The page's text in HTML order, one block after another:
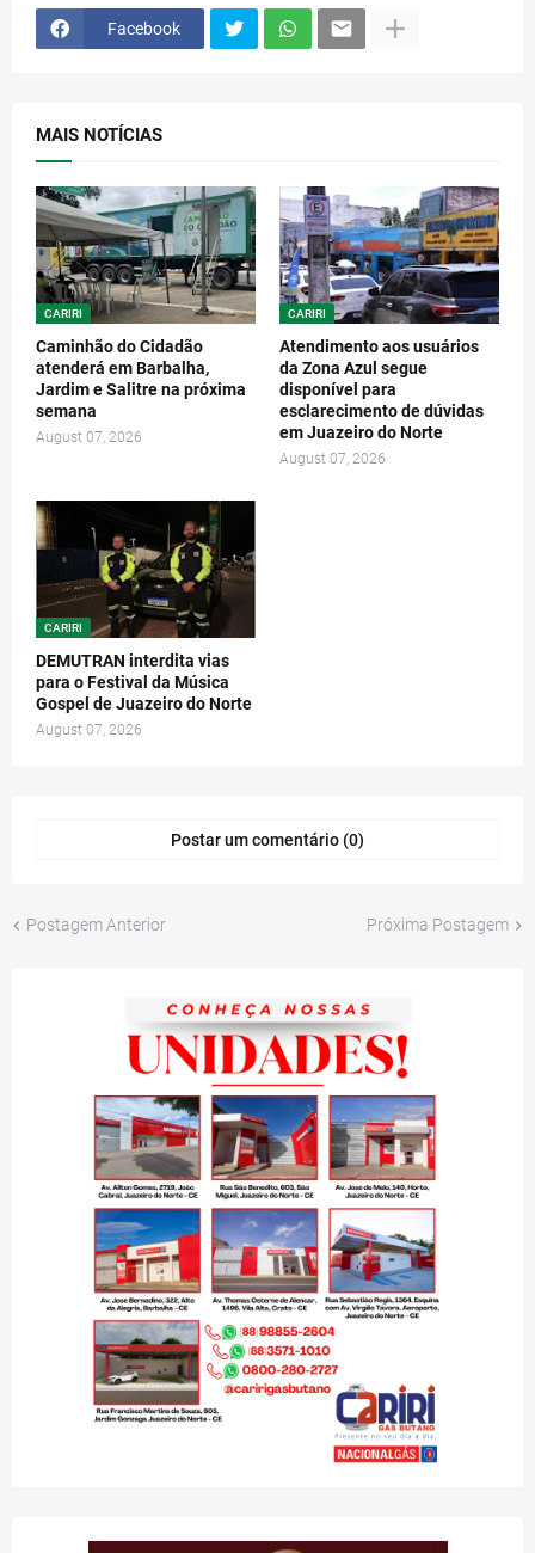
Facebook
MAIS NOTÍCIAS
CARIRI
Caminhão do Cidadão
atenderá em Barbalha,
Jardim e Salitre na próxima
semana
August 07, 2026
CARIRI
Atendimento aos usuários
da Zona Azul segue
disponível para
esclarecimento de dúvidas
em Juazeiro do Norte
August 07, 2026
CARIRI
DEMUTRAN interdita vias
para o Festival da Música
Gospel de Juazeiro do Norte
August 07, 2026
Postar um comentário (0)
Postagem Anterior Próxima Postagem